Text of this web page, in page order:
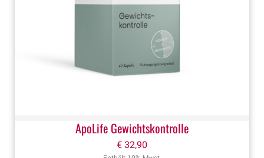
ApoLife Gewichtskontrolle
€ 32,90